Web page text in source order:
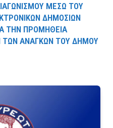
ΜΕΣΩ ΤΟΥ
ΔΗΜΟΣΙΩΝ
ΤΗΝ ΠΡΟΜΗΘΕΙΑ
ΤΩΝ ΑΝΑΓΚΩΝ ΤΟΥ ΔΗΜΟΥ